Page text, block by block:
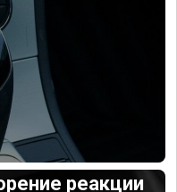
реакции